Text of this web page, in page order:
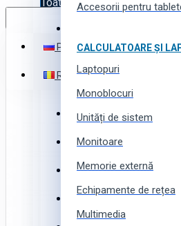
Instrumente (scule) și
Echipamente și instalații
Produse pentru business
Produse pentru casă și
Русский
Română
Favorite
Comparare
Accesorii pentru
CALCULATOARE ȘI
Laptopuri
Monoblocuri
Unități de sistem
Monitoare
Memorie externă
Echipamente de rețea
Multimedia